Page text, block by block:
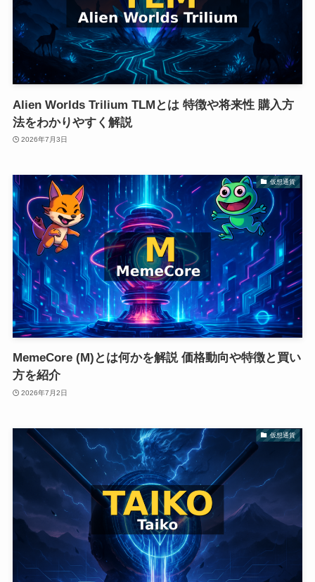
Alien Worlds Trilium TLMとは 特徴や将来性 購入方
法をわかりやすく解説
2026年7月3日
仮想通貨
MemeCore (M)とは何かを解説 価格動向や特徴と買い
方を紹介
2026年7月2日
仮想通貨